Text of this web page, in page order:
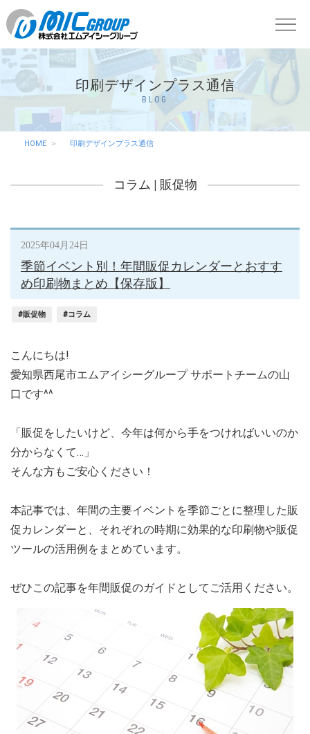
印刷デザインプラス通信
BLOG
HOME 印刷デザインプラス通信
コラム | 販促物
2025年04月24日
季節イベント別！年間販促カレンダーとおすす
め印刷物まとめ【保存版】
#販促物 #コラム
こんにちは!
愛知県西尾市エムアイシーグループ サポートチームの山
口です^^
「販促をしたいけど、今年は何から手をつければいいのか
分からなくて…」
そんな方もご安心ください！
本記事では、年間の主要イベントを季節ごとに整理した販
促カレンダーと、それぞれの時期に効果的な印刷物や販促
ツールの活用例をまとめています。
ぜひこの記事を年間販促のガイドとしてご活用ください。